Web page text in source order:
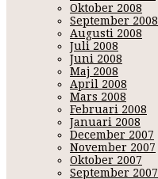
Oktober 2008
September 2008
Augusti 2008
Juli 2008
Juni 2008
Maj 2008
April 2008
Mars 2008
Februari 2008
Januari 2008
December 2007
November 2007
Oktober 2007
September 2007